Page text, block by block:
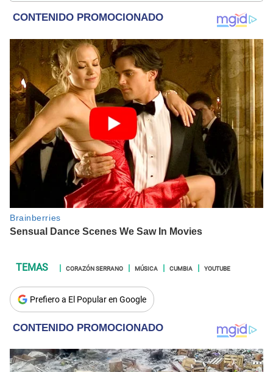
CORAZÓN SERRANO MÚSICA CUMBIA YOUTUBE
Prefiero a El Popular en Google